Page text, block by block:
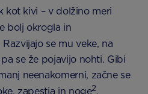
kot kivi – v dolžino meri
bolj okrogla in
se mu veke, na
se že pojavijo nohti. Gibi
neenakomerni, začne se
zapestja in noge2.